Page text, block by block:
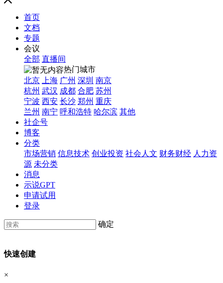
首页
文档
专题
会议
全部 直播间
热门城市
北京
上海 广州 深圳 南京
杭州 武汉 成都 合肥 苏州
宁波 西安 长沙 郑州 重庆
兰州 南宁 呼和浩特 哈尔滨 其他
社企号
博客
分类
市场营销 信息技术 创业投资 社会人文 财务财经 人力资
源 未分类
消息
示说GPT
申请试用
登录
确定
快速创建
×